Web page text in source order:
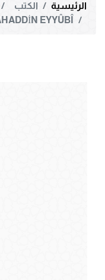
الرئيسية الكتب
EYYÛBÎ